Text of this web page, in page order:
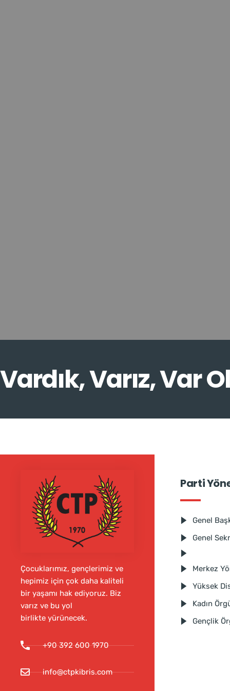
Vardık, Varız, Var
Çocuklarımız, gençlerimiz ve
hepimiz için çok daha kaliteli
bir yaşamı hak ediyoruz. Biz
varız ve bu yol
birlikte yürünecek.
+90 392 600 1970
info@ctpkibris.com
Parti
Genel
Genel
Merkez
Yüksek
Kadın
Gençlik